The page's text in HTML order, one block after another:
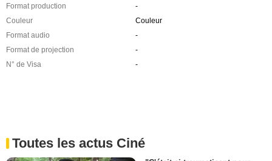
Format production
-
Couleur
Couleur
Format audio
-
Format de projection
-
N° de Visa
-
Toutes les actus Ciné